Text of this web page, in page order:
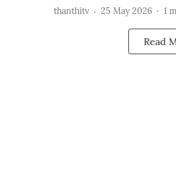
thanthitv 25 May 2026 1
Read